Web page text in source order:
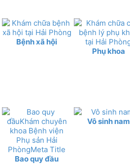
Bệnh xã hội
Phụ khoa
Bao quy đầu
Vô sinh nam